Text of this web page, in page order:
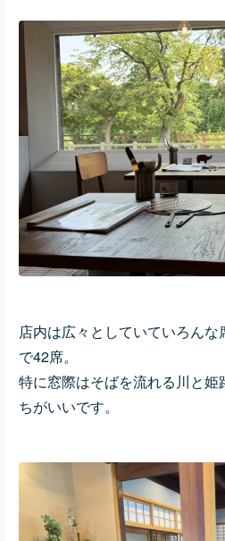
店内は広々としていていろん
で42席。
特に窓際はそばを流れる川と
ちがいいです。